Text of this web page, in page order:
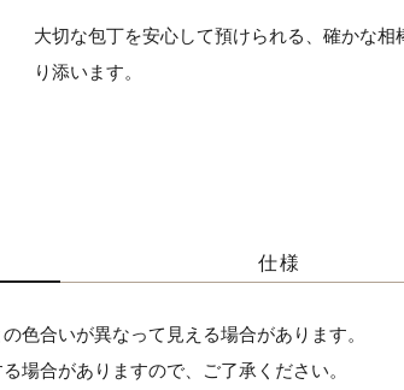
大切な包丁を安心して預けられる、確かな相
り添います。
仕様
色合いが異なって見える場合があります。
場合がありますので、ご了承ください。